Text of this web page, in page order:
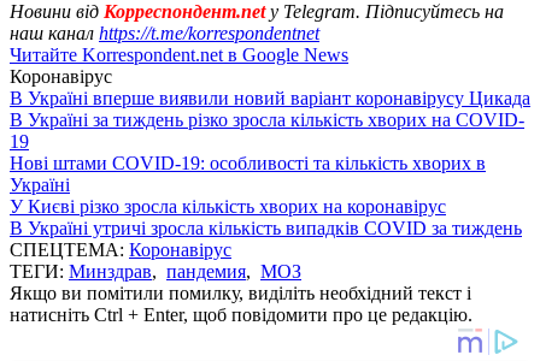
Новини від Корреспондент.netу Telegram. Підписуйтесь на
наш канал https://t.me/korrespondentnet
Читайте Korrespondent.net в Google News
Коронавірус
В Україні вперше виявили новий варіант коронавірусу Цикада
В Україні за тиждень різко зросла кількість хворих на COVID-
19
Нові штами COVID-19: особливості та кількість хворих в
Україні
У Києві різко зросла кількість хворих на коронавірус
В Україні утричі зросла кількість випадків COVID за тиждень
СПЕЦТЕМА: Коронавірус
ТЕГИ: Минздрав, пандемия, МОЗ
Якщо ви помітили помилку, виділіть необхідний текст і
натисніть Ctrl + Enter, щоб повідомити про це редакцію.